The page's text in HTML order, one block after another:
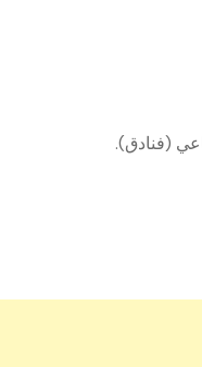
(فنادق).